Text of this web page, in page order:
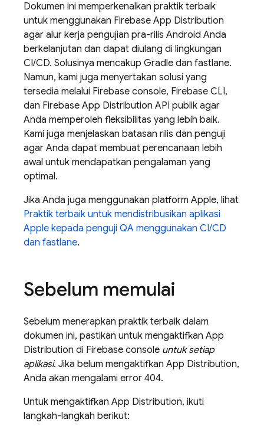
Dokumen ini memperkenalkan praktik terbaik
untuk menggunakan Firebase App Distribution
agar alur kerja pengujian pra-rilis Android Anda
berkelanjutan dan dapat diulang di lingkungan
CI/CD. Solusinya mencakup Gradle dan fastlane.
Namun, kami juga menyertakan solusi yang
tersedia melalui Firebase console, Firebase CLI,
dan Firebase App Distribution API publik agar
Anda memperoleh fleksibilitas yang lebih baik.
Kami juga menjelaskan batasan rilis dan penguji
agar Anda dapat membuat perencanaan lebih
awal untuk mendapatkan pengalaman yang
optimal.
Jika Anda juga menggunakan platform Apple, lihat
Praktik terbaik untuk mendistribusikan aplikasi
Apple kepada penguji QA menggunakan CI/CD
dan fastlane.
Sebelum memulai
Sebelum menerapkan praktik terbaik dalam
dokumen ini, pastikan untuk mengaktifkan App
Distribution di Firebase console untuk setiap
aplikasi. Jika belum mengaktifkan App Distribution,
Anda akan mengalami error 404.
Untuk mengaktifkan App Distribution, ikuti
langkah-langkah berikut: